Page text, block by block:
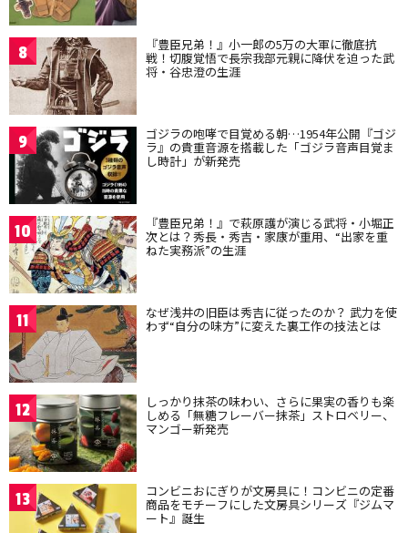
8 『豊臣兄弟！』小一郎の5万の大軍に徹底抗
戦！切腹覚悟で長宗我部元親に降伏を迫った武
将・谷忠澄の生涯
9 ゴジラの咆哮で目覚める朝…1954年公開『ゴジ
ラ』の貴重音源を搭載した「ゴジラ音声目覚ま
し時計」が新発売
10 『豊臣兄弟！』で萩原護が演じる武将・小堀正
次とは？秀長・秀吉・家康が重用、“出家を重
ねた実務派”の生涯
11 なぜ浅井の旧臣は秀吉に従ったのか？ 武力を使
わず“自分の味方”に変えた裏工作の技法とは
12 しっかり抹茶の味わい、さらに果実の香りも楽
しめる「無糖フレーバー抹茶」ストロベリー、
マンゴー新発売
13 コンビニおにぎりが文房具に！コンビニの定番
商品をモチーフにした文房具シリーズ『ジムマ
ート』誕生